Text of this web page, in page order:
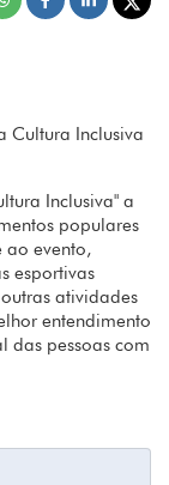
Cultura Inclusiva
Inclusiva" a
populares
ao evento,
esportivas
atividades
entendimento
das pessoas com